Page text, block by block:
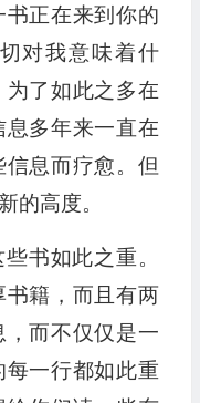
正在来到你的
对我意味着什
了如此之多在
多年来一直在
息而疗愈。但
的高度。
书如此之重。
籍，而且有两
而不仅仅是一
一行都如此重